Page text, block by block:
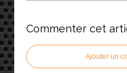
Commenter cet
Ajouter un